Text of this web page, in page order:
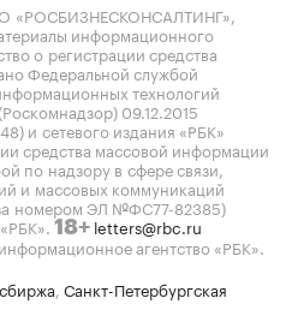
«РОСБИЗНЕСКОНСАЛТИНГ»,
информационного
о регистрации средства
Федеральной службой
технологий
09.12.2015
и сетевого издания «РБК»
средства массовой информации
по надзору в сфере связи,
и массовых коммуникаций
номером ЭЛ №ФС77-82385)
18+ letters@rbc.ru
агентство «РБК».
Санкт-Петербургская